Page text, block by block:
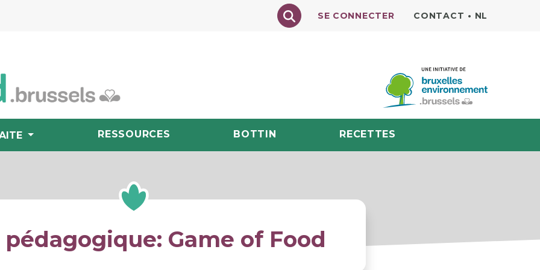
Texte à rechercher
SE CONNECTER CONTACT • NL
RESSOURCES BOTTIN RECETTES
Game of Food